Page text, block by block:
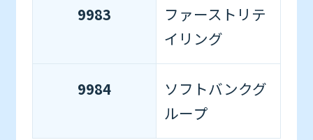
9983
ファーストリテ
イリング
9984
ソフトバンクグ
ループ